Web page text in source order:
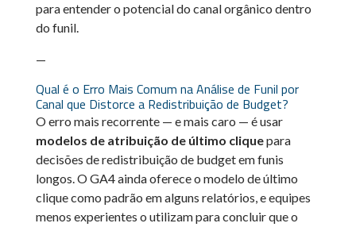
para entender o potencial do canal orgânico dentro
do funil.
—
Qual é o Erro Mais Comum na Análise de Funil por
Canal que Distorce a Redistribuição de Budget?
O erro mais recorrente — e mais caro — é usar
modelos de atribuição de último cliquepara
decisões de redistribuição de budget em funis
longos. O GA4 ainda oferece o modelo de último
clique como padrão em alguns relatórios, e equipes
menos experientes o utilizam para concluir que o